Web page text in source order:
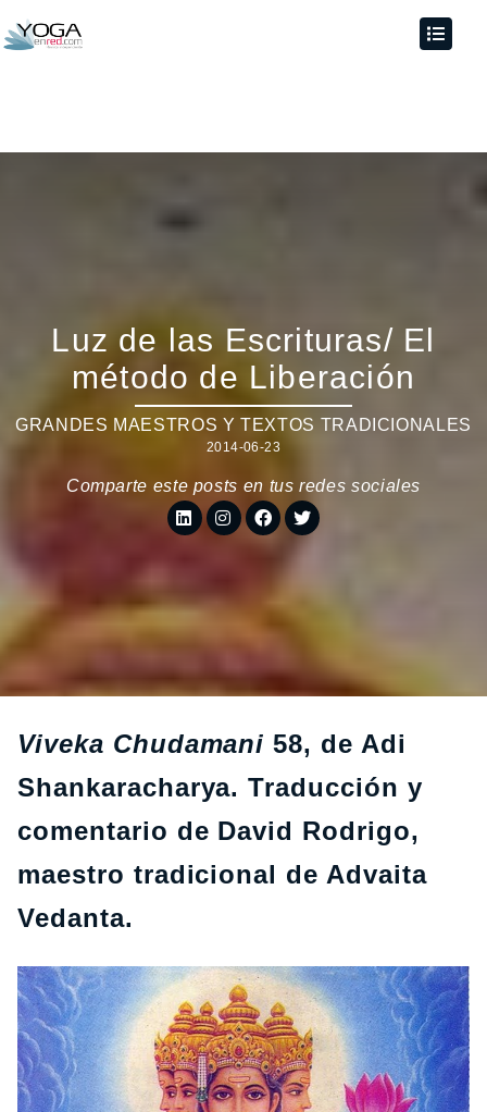
Luz de las Escrituras/ El
método de Liberación
GRANDES MAESTROS Y TEXTOS TRADICIONALES
2014-06-23
Comparte este posts en tus redes sociales
Viveka Chudamani58, de Adi
Shankaracharya. Traducción y
comentario de David Rodrigo,
maestro tradicional de Advaita
Vedanta.